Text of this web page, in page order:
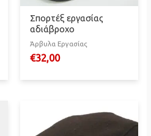
Σπορτέξ εργασίας
αδιάβροχο
Άρβυλα Εργασίας
€32,00